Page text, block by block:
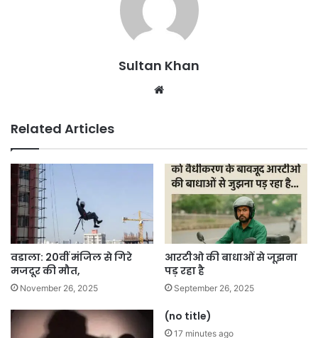
Sultan Khan
Related Articles
वडाला: 20वीं मंजिल से गिरे
मजदूर की मौत,
November 26, 2025
आरटीओ की बाधाओं से जूझना
पड़ रहा है
September 26, 2025
(no title)
17 minutes ago